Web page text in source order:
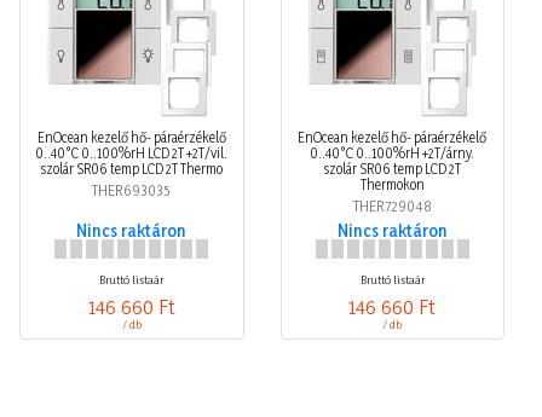
EnOcean kezelő hő- páraérzékelő
0..40°C 0..100%rH LCD 2T +2T/vil.
szolár SR06 temp LCD 2T Thermo
THER693035
Nincs raktáron
Bruttó listaár
146 660 Ft
/ db
EnOcean kezelő hő- páraérzékelő
0..40°C 0..100%rH +2T/árny.
szolár SR06 temp LCD 2T
Thermokon
THER729048
Nincs raktáron
Bruttó listaár
146 660 Ft
/ db